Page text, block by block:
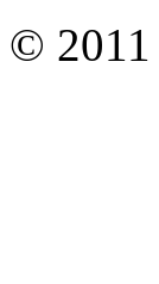
© 2011